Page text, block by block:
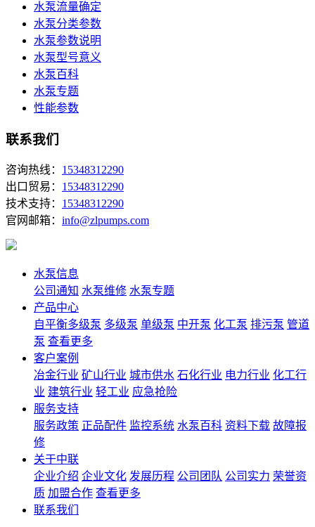
水泵流量确定
水泵分类参数
水泵参数说明
水泵型号意义
水泵百科
水泵专题
性能参数
联系我们
咨询热线： 15348312290
出口贸易： 15348312290
技术支持： 15348312290
官网邮箱： info@zlpumps.com
水泵信息
公司通知 水泵维修 水泵专题
产品中心
自平衡多级泵 多级泵 单级泵 中开泵 化工泵 排污泵 管道
泵 查看更多
客户案例
冶金行业 矿山行业 城市供水 石化行业 电力行业 化工行
业 建筑行业 轻工业 应急抢险
服务支持
服务政策 正品配件 监控系统 水泵百科 资料下载 故障报
修
关于中联
企业介绍 企业文化 发展历程 公司团队 公司实力 荣誉资
质 加盟合作 查看更多
联系我们